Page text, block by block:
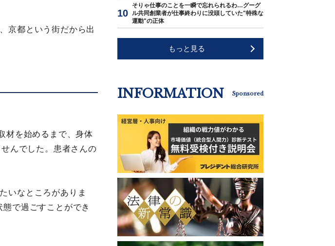
京都という街だから出
材を始めるまで、身体
んでした。患者さんの
いなところがありま
で過ごすことができ
そりゃ仕事のことを一瞬で忘れられるわ…グーグ
ル共同創業者が仕事終わりに没頭していた"特殊な
運動"の正体
もっと見る
INFORMATION Sponsored